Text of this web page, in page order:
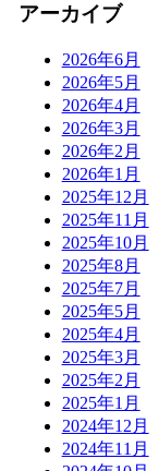
アーカイブ
2026年6月
2026年5月
2026年4月
2026年3月
2026年2月
2026年1月
2025年12月
2025年11月
2025年10月
2025年8月
2025年7月
2025年5月
2025年4月
2025年3月
2025年2月
2025年1月
2024年12月
2024年11月